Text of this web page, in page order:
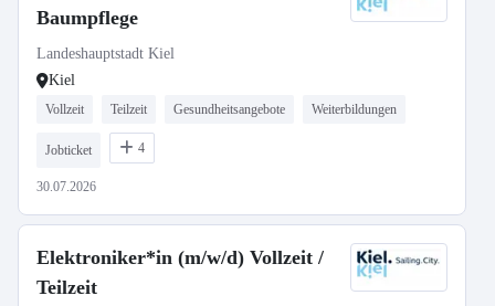
Baumpflege
Landeshauptstadt Kiel
Kiel
Vollzeit Teilzeit Gesundheitsangebote Weiterbildungen
Jobticket 4
30.07.2026
Elektroniker*in (m/w/d) Vollzeit /
Teilzeit